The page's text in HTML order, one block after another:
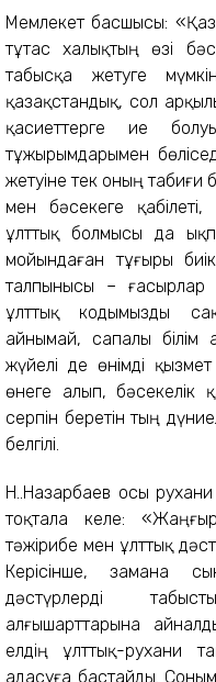
Мемлекет басшысы:
тұтас халықтың өзі
табысқа жетуге
қазақстандық, сол
қасиеттерге ие
тұжырымдарымен
жетуіне тек оның табиғи
мен бәсекеге
ұлттық болмысы да
мойындаған тұғыры
талпынысы – ғасырлар
ұлттық кодымызды
айнымай, сапалы білім
жүйелі де өнімді
өнеге алып, бәсекелік
серпін беретін тың
белгілі.
Н.Ә.Назарбаев осы
тоқтала келе:
тәжірибе мен ұлттық
Керісінше, замана
дәстүрлерді
алғышарттарына
елдің ұлттық-рухани
адасуға бастайды.